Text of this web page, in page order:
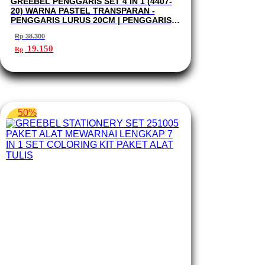
20) WARNA PASTEL TRANSPARAN -
PENGGARIS LURUS 20CM | PENGGARIS
Rp38.300
Harga
aslinya
Rp 38.300.
Rp 19.150saat
adalah:
Rp 19.150.
50%